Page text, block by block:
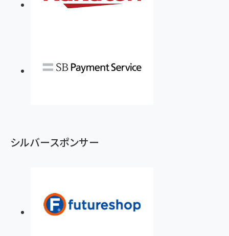
シルバースポンサー